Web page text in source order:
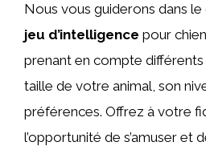
Nous vous guiderons dans le
jeu d’intelligence pour
prenant en compte
taille de votre animal, son
préférences. Offrez à votre
l’opportunité de s’amuser et